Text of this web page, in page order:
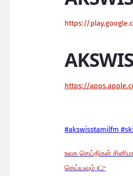
https://
https://
#akswisstamilfm
உலக செய்திகள்
செய்யவும் 👉